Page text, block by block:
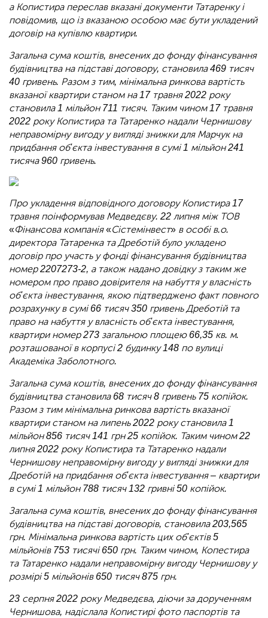
а Копистира переслав вказані документи Татаренку і
повідомив, що із вказаною особою має бути укладений
договір на купівлю квартири.
Загальна сума коштів, внесених до фонду фінансування
будівництва на підставі договору, становила 469 тисяч
40 гривень. Разом з тим, мінімальна ринкова вартість
вказаної квартири станом на 17 травня 2022 року
становила 1 мільйон 711 тисяч. Таким чином 17 травня
2022 року Копистира та Татаренко надали Чернишову
неправомірну вигоду у вигляді знижки для Марчук на
придбання об'єкта інвестування в сумі 1 мільйон 241
тисяча 960 гривень.
Про укладення відповідного договору Копистира 17
травня поінформував Медведєву. 22 липня між ТОВ
«Фінансова компанія«Сістемінвест» в особі в.о.
директора Татаренка та Дреботій було укладено
договір про участь у фонді фінансування будівництва
номер 2207273-2, а також надано довідку з таким же
номером про право довірителя на набуття у власність
об'єкта інвестування, якою підтверджено факт повного
розрахунку в сумі 66 тисяч 350 гривень Дреботій та
право на набуття у власність об'єкта інвестування,
квартири номер 273 загальною площею 66,35 кв. м.
розташованої в корпусі 2 будинку 148 по вулиці
Академіка Заболотного.
Загальна сума коштів, внесених до фонду фінансування
будівництва становила 68 тисяч 8 гривень 75 копійок.
Разом з тим мінімальна ринкова вартість вказаної
квартири станом на липень 2022 року становила 1
мільйон 856 тисяч 141 грн 25 копійок. Таким чином 22
липня 2022 року Копистира та Татаренко надали
Чернишову неправомірну вигоду у вигляді знижки для
Дреботій на придбання об'єкта інвестування – квартири
в сумі 1 мільйон 788 тисяч 132 гривні 50 копійок.
Загальна сума коштів, внесених до фонду фінансування
будівництва на підставі договорів, становила 203,565
грн. Мінімальна ринкова вартість цих об'єктів 5
мільйонів 753 тисячі 650 грн. Таким чином, Копестира
та Татаренко надали неправомірну вигоду Чернишову у
розмірі 5 мільйонів 650 тисяч 875 грн.
23 серпня 2022 року Медведєва, діючи за дорученням
Чернишова, надіслала Копистирі фото паспортів та